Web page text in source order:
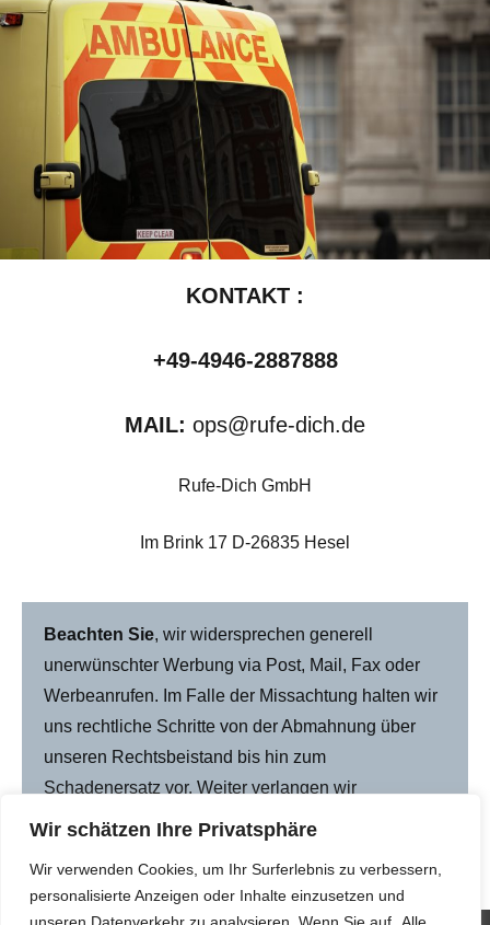
Wir schätzen Ihre Privatsphäre
Wir verwenden Cookies, um Ihr Surferlebnis zu verbessern,
personalisierte Anzeigen oder Inhalte einzusetzen und
KONTAKT :
+49-4946-2887888
MAIL: ops@rufe-dich.de
Rufe-Dich GmbH
Im Brink 17 D-26835 Hesel
Beachten Sie, wir widersprechen generell
unerwünschter Werbung via Post, Mail, Fax oder
Werbeanrufen. Im Falle der Missachtung halten wir
uns rechtliche Schritte von der Abmahnung über
unseren Rechtsbeistand bis hin zum
Schadenersatz vor. Weiter verlangen wir
datenschutzrechtliche Auskunft nach Art. 15